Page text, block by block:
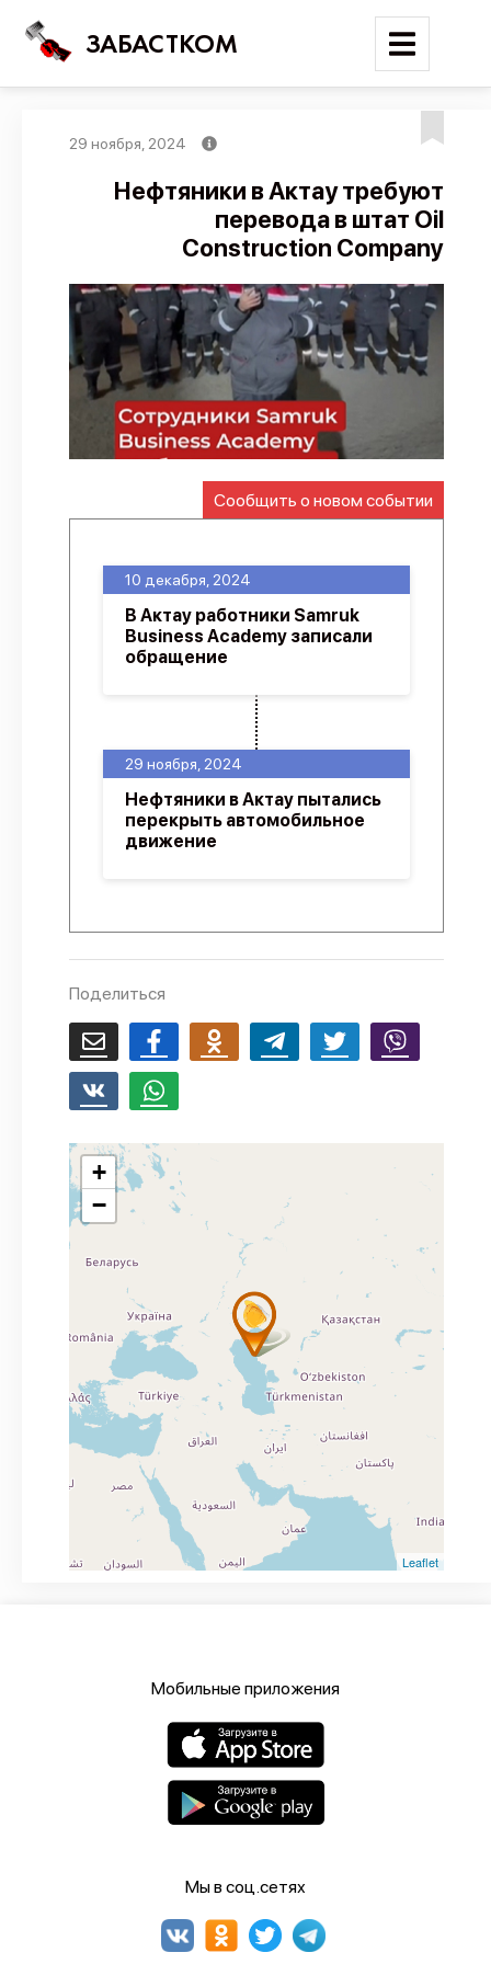
ЗАБАСТКОМ
Поиск
Новости
Карта событий
Трудовые конфликты
Отчеты
Предложить публикацию
Справочник
API
О проекте
29 ноября, 2024
Нефтяники в Актау требуют
перевода в штат Oil
Construction Company
Сообщить о новом событии
29 ноября, 2024
Нефтяники в Актау пытались
перекрыть автомобильное
движение
10 декабря, 2024
В Актау работники Samruk
Business Academy записали
обращение
Поделиться
+
−
Leaflet
Мобильные приложения
Мы в соц.сетях